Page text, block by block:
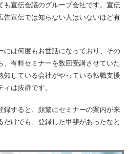
も宣伝会議のグループ会社です。宣伝
告宣伝では知らない人はいないほど有
には何度もお世話になっており、その
、有料セミナーを数回受講させていた
知している会社がやっている転職支援
は抜群です。
録すると、頻繁にセミナーの案内が来
だけでも、登録した甲斐があったなと